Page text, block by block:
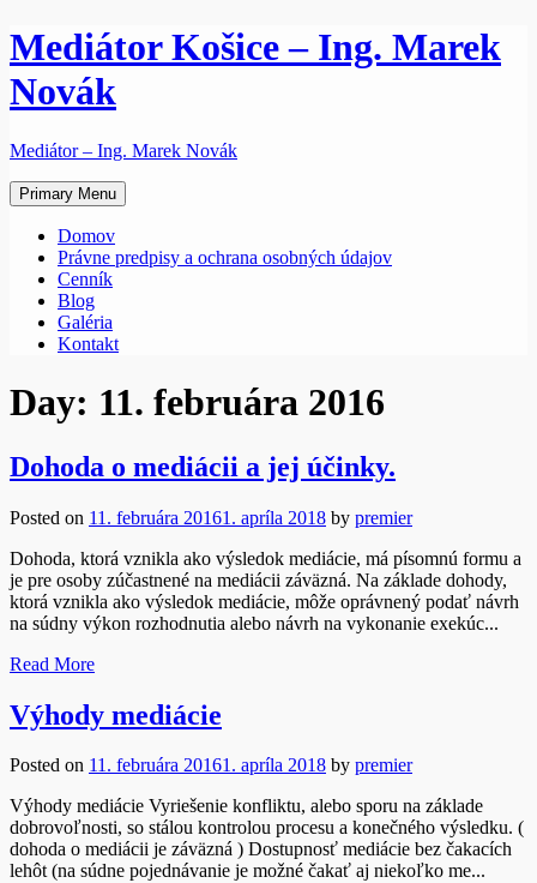
Skip
to
content
Mediátor Košice – Ing. Marek
Novák
Mediátor – Ing. Marek Novák
Primary Menu
Domov
Právne predpisy a ochrana osobných údajov
Cenník
Blog
Galéria
Kontakt
Day: 11. februára 2016
Dohoda o mediácii a jej účinky.
Posted on 11. februára 20161. apríla 2018 by premier
Dohoda, ktorá vznikla ako výsledok mediácie, má písomnú formu a
je pre osoby zúčastnené na mediácii záväzná. Na základe dohody,
ktorá vznikla ako výsledok mediácie, môže oprávnený podať návrh
na súdny výkon rozhodnutia alebo návrh na vykonanie exekúc...
Read More
Výhody mediácie
Posted on 11. februára 20161. apríla 2018 by premier
Výhody mediácie Vyriešenie konfliktu, alebo sporu na základe
dobrovoľnosti, so stálou kontrolou procesu a konečného výsledku. (
dohoda o mediácii je záväzná ) Dostupnosť mediácie bez čakacích
lehôt (na súdne pojednávanie je možné čakať aj niekoľko me...